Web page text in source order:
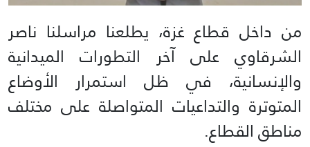
من داخل قطاع غزة، يطلعنا مراسلنا ناصر
الشرقاوي على آخر التطورات الميدانية
والإنسانية، في ظل استمرار الأوضاع
المتوترة والتداعيات المتواصلة على مختلف
مناطق القطاع.